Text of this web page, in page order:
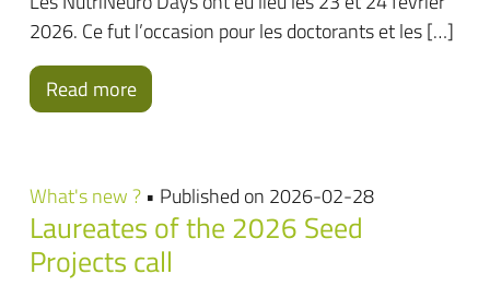
2026. Ce fut l’occasion pour les doctorants et les […]
Read more
What's new ? • Published on 2026-02-28
Laureates of the 2026 Seed
Projects call